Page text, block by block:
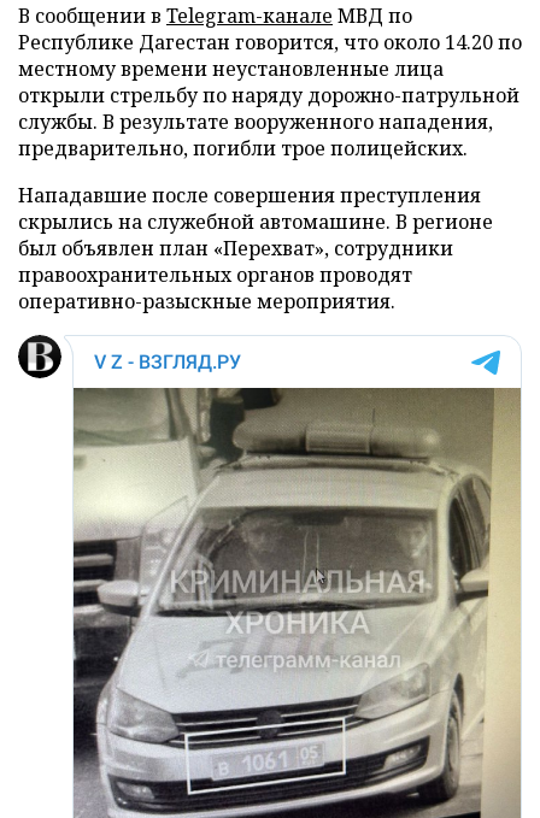
В сообщении в Telegram-канале МВД по
Республике Дагестан говорится, что около 14.20 по
местному времени неустановленные лица
открыли стрельбу по наряду дорожно-патрульной
службы. В результате вооруженного нападения,
предварительно, погибли трое полицейских.
Нападавшие после совершения преступления
скрылись на служебной автомашине. В регионе
был объявлен план «Перехват», сотрудники
правоохранительных органов проводят
оперативно-разыскные мероприятия.